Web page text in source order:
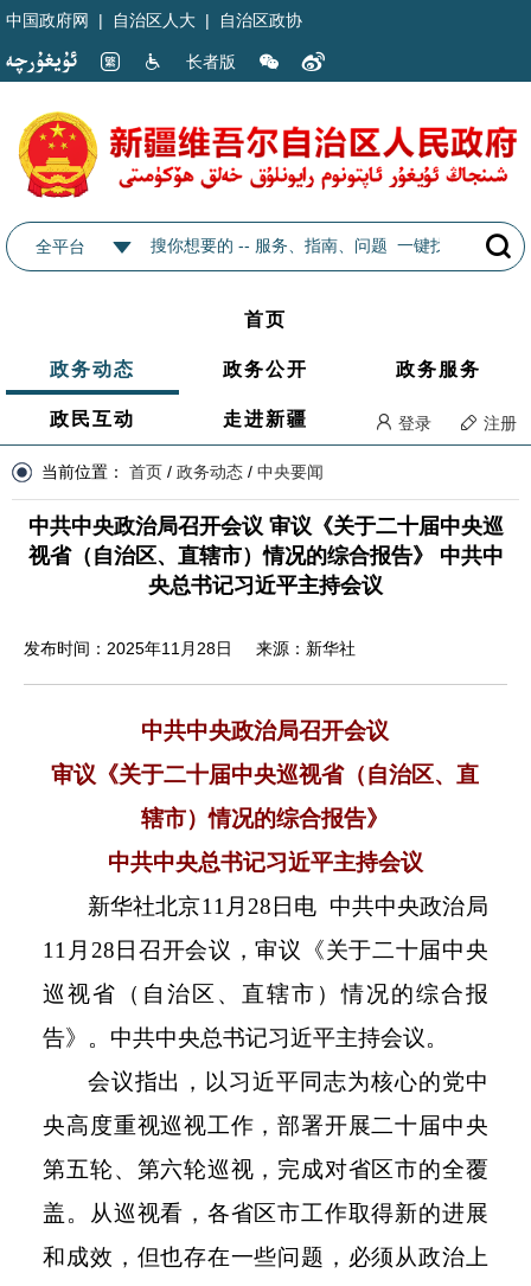
中国政府网 | 自治区人大 | 自治区政协
长者版
全平台
首页
政务动态 政务公开 政务服务
政民互动 走进新疆 登录 注册
当前位置： 首页 / 政务动态 / 中央要闻
中共中央政治局召开会议 审议《关于二十届中央巡
视省（自治区、直辖市）情况的综合报告》 中共中
央总书记习近平主持会议
发布时间：2025年11月28日 来源：新华社
中共中央政治局召开会议
审议《关于二十届中央巡视省（自治区、直
辖市）情况的综合报告》
中共中央总书记习近平主持会议
新华社北京11月28日电 中共中央政治局
11月28日召开会议，审议《关于二十届中央
巡视省（自治区、直辖市）情况的综合报
告》。中共中央总书记习近平主持会议。
会议指出，以习近平同志为核心的党中
央高度重视巡视工作，部署开展二十届中央
第五轮、第六轮巡视，完成对省区市的全覆
盖。从巡视看，各省区市工作取得新的进展
和成效，但也存在一些问题，必须从政治上